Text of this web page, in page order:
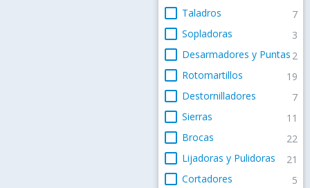
check_box_outline_blank Taladros 7
check_box_outline_blank Sopladoras 3
check_box_outline_blank Desarmadores y Puntas 2
check_box_outline_blank Rotomartillos 19
check_box_outline_blank Destornilladores 7
check_box_outline_blank Sierras 11
check_box_outline_blank Brocas 22
check_box_outline_blank Lijadoras y Pulidoras 21
check_box_outline_blank Cortadores 5